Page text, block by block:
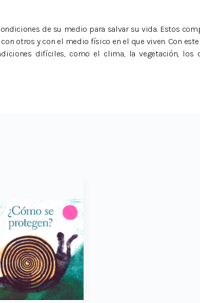
de su medio para salvar su vida. Estos
otros y con el medio físico en el que viven. Con
difíciles, como el clima, la vegetación,